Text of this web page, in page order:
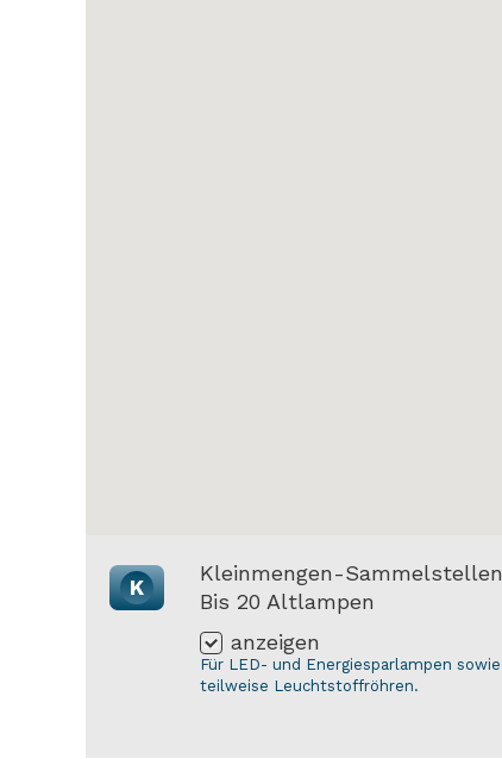
K
Kleinmengen-Sammelstellen
Bis 20 Altlampen
anzeigen
Für LED- und Energiesparlampen sowie
teilweise Leuchtstoffröhren.